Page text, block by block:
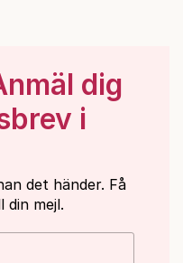
dig
i
det händer. Få
din mejl.